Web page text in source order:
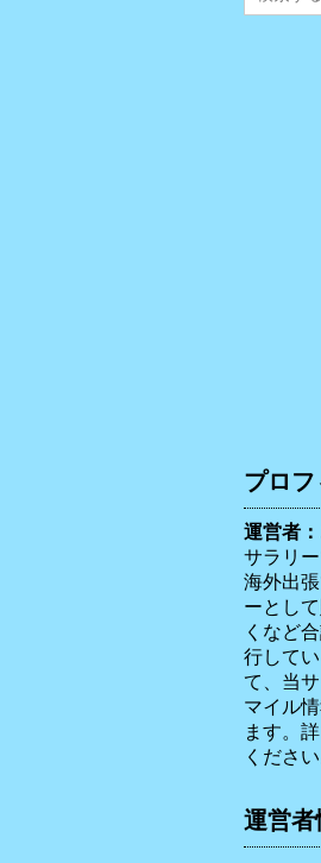
プロ
運営者
サラリ
海外出
ーとし
くなど
行して
て、当
マイル
ます。
ください
運営者